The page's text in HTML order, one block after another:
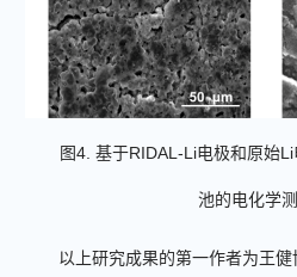
图4. 基于RIDAL-Li电极和原始Li
池的电化学测
以上研究成果的第一作者为王健